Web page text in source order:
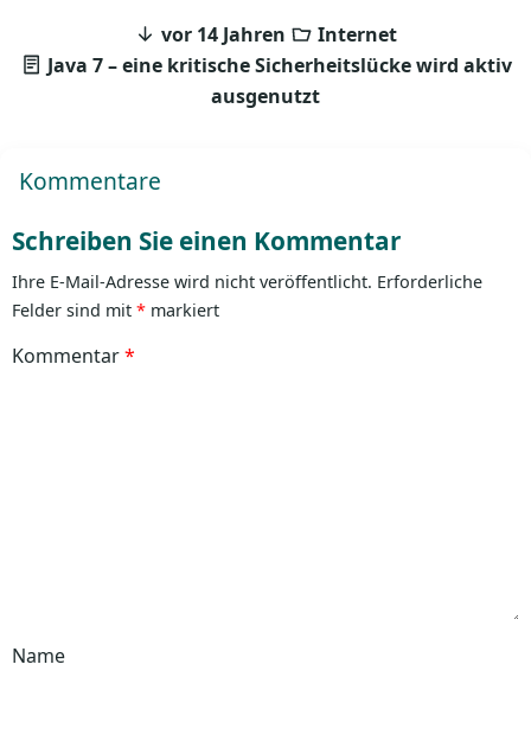
vor 14 Jahren
Internet
Java 7 – eine kritische Sicherheitslücke wird aktiv
ausgenutzt
Kommentare
Schreiben Sie einen Kommentar
Ihre E-Mail-Adresse wird nicht veröffentlicht. Erforderliche
Felder sind mit * markiert
Kommentar*
Name